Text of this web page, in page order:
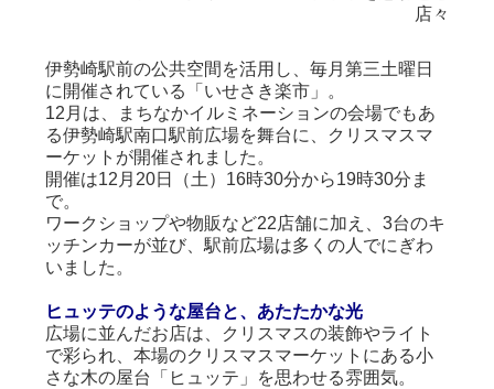
店々
伊勢崎駅前の公共空間を活用し、毎月第三土曜日
に開催されている「いせさき楽市」。
12月は、まちなかイルミネーションの会場でもあ
る伊勢崎駅南口駅前広場を舞台に、クリスマスマ
ーケットが開催されました。
開催は12月20日（土）16時30分から19時30分ま
で。
ワークショップや物販など22店舗に加え、3台のキ
ッチンカーが並び、駅前広場は多くの人でにぎわ
いました。
ヒュッテのような屋台と、あたたかな光
広場に並んだお店は、クリスマスの装飾やライト
で彩られ、本場のクリスマスマーケットにある小
さな木の屋台「ヒュッテ」を思わせる雰囲気。